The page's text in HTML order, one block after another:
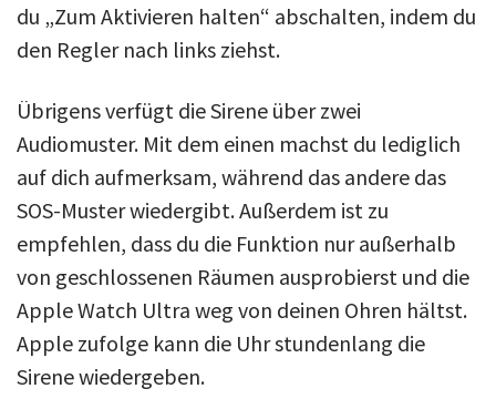
du „Zum Aktivieren halten“ abschalten, indem du
den Regler nach links ziehst.
Übrigens verfügt die Sirene über zwei
Audiomuster. Mit dem einen machst du lediglich
auf dich aufmerksam, während das andere das
SOS-Muster wiedergibt. Außerdem ist zu
empfehlen, dass du die Funktion nur außerhalb
von geschlossenen Räumen ausprobierst und die
Apple Watch Ultra weg von deinen Ohren hältst.
Apple zufolge kann die Uhr stundenlang die
Sirene wiedergeben.